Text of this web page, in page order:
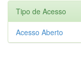
Tipo de Acesso
Acesso Aberto